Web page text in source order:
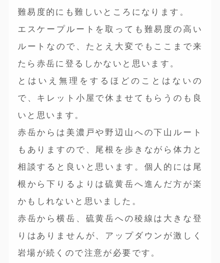
難易度的にも難しいところになります。
エスケープルートを取っても難易度の高い
ルートなので、たとえ大変でもここまで来
たら赤岳に登るしかないと思います。
とはいえ無理をするほどのことはないの
で、キレット小屋で休ませてもらうのも良
いと思います。
赤岳からは美濃戸や野辺山への下山ルート
もありますので、尾根を歩きながら体力と
相談すると良いと思います。個人的には尾
根から下りるよりは硫黄岳へ進んだ方が楽
かもしれないと思いました。
赤岳から横岳、硫黄岳への稜線は大きな登
りはありませんが、アップダウンが激しく
岩場が続くので注意が必要です。